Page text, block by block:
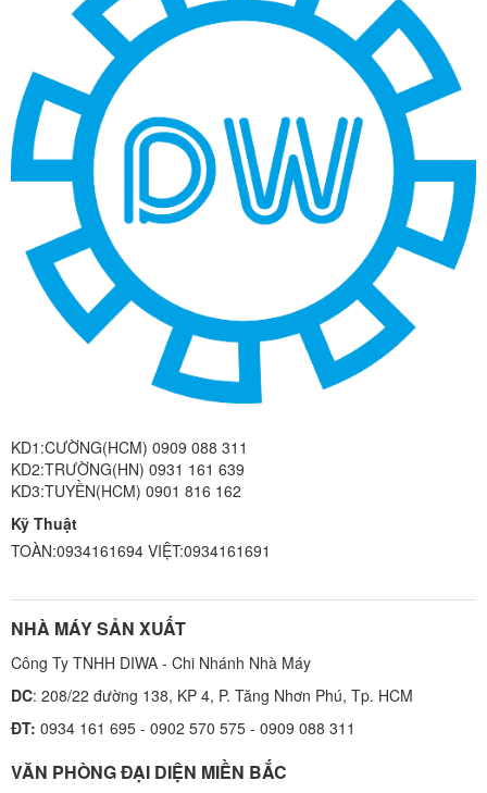
KD1:CƯỜNG(HCM) 0909 088 311
KD2:TRƯỜNG(HN) 0931 161 639
KD3:TUYỀN(HCM) 0901 816 162
Kỹ Thuật
TOÀN:0934161694 VIỆT:0934161691
NHÀ MÁY SẢN XUẤT
Công Ty TNHH DIWA - Chi Nhánh Nhà Máy
DC: 208/22 đường 138, KP 4, P. Tăng Nhơn Phú, Tp. HCM
ĐT: 0934 161 695 - 0902 570 575 - 0909 088 311
VĂN PHÒNG ĐẠI DIỆN MIỀN BẮC